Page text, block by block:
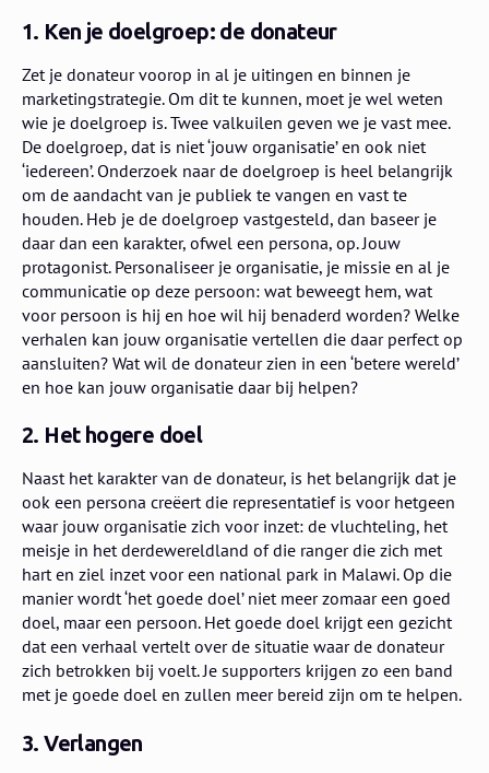
1. Ken je doelgroep: de donateur
Zet je donateur voorop in al je uitingen en binnen je
marketingstrategie. Om dit te kunnen, moet je wel weten
wie je doelgroep is. Twee valkuilen geven we je vast mee.
De doelgroep, dat is niet ‘jouw organisatie’ en ook niet
‘iedereen’. Onderzoek naar de doelgroep is heel belangrijk
om de aandacht van je publiek te vangen en vast te
houden. Heb je de doelgroep vastgesteld, dan baseer je
daar dan een karakter, ofwel een persona, op. Jouw
protagonist. Personaliseer je organisatie, je missie en al je
communicatie op deze persoon: wat beweegt hem, wat
voor persoon is hij en hoe wil hij benaderd worden? Welke
verhalen kan jouw organisatie vertellen die daar perfect op
aansluiten? Wat wil de donateur zien in een ‘betere wereld’
en hoe kan jouw organisatie daar bij helpen?
2. Het hogere doel
Naast het karakter van de donateur, is het belangrijk dat je
ook een persona creëert die representatief is voor hetgeen
waar jouw organisatie zich voor inzet: de vluchteling, het
meisje in het derdewereldland of die ranger die zich met
hart en ziel inzet voor een national park in Malawi. Op die
manier wordt ‘het goede doel’ niet meer zomaar een goed
doel, maar een persoon. Het goede doel krijgt een gezicht
dat een verhaal vertelt over de situatie waar de donateur
zich betrokken bij voelt. Je supporters krijgen zo een band
met je goede doel en zullen meer bereid zijn om te helpen.
3. Verlangen